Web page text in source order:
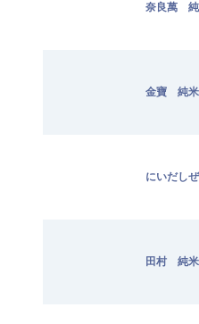
奈良萬
金寶 純
にいだし
田村 純